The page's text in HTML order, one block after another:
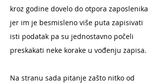
kroz godine dovelo do otpora zaposlenika
jer im je besmisleno više puta zapisivati
isti podatak pa su jednostavno počeli
preskakati neke korake u vođenju zapisa.
Na stranu sada pitanje zašto nitko od